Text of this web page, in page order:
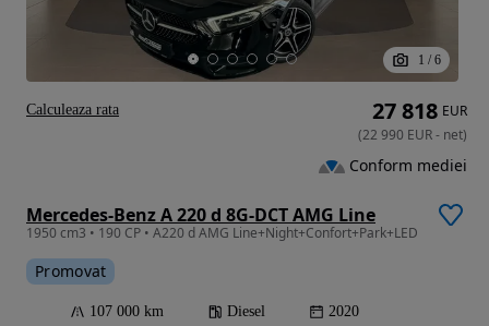
1 / 6
Mercedes-Benz A 220 d 8G-DCT AMG Line
1950 cm3 • 190 CP • A220 d AMG Line+Night+Confort+Park+LED
Promovat
107 000 km Diesel 2020
27 818 EUR
(22 990 EUR- net)
Conform mediei
Calculeaza rata